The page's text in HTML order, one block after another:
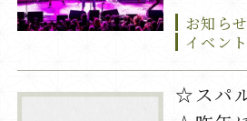
お知らせ
イベント
☆スパ